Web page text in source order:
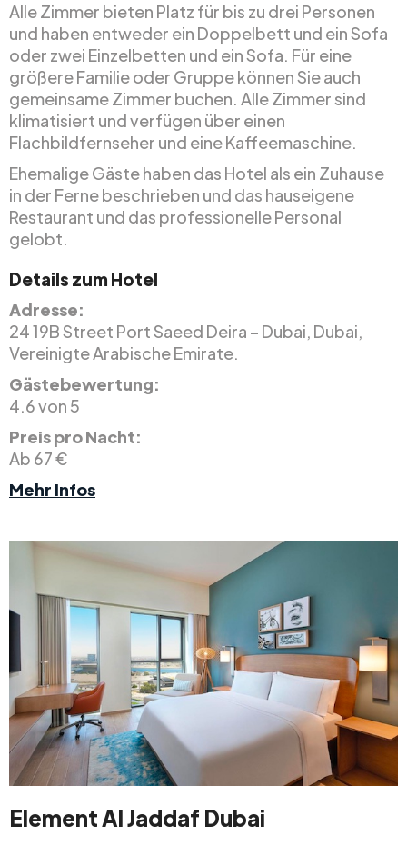
Alle Zimmer bieten Platz für bis zu drei Personen
und haben entweder ein Doppelbett und ein Sofa
oder zwei Einzelbetten und ein Sofa. Für eine
größere Familie oder Gruppe können Sie auch
gemeinsame Zimmer buchen. Alle Zimmer sind
klimatisiert und verfügen über einen
Flachbildfernseher und eine Kaffeemaschine.
Ehemalige Gäste haben das Hotel als ein Zuhause
in der Ferne beschrieben und das hauseigene
Restaurant und das professionelle Personal
gelobt.
Details zum Hotel
Adresse:
24 19B Street Port Saeed Deira – Dubai, Dubai,
Vereinigte Arabische Emirate.
Gästebewertung:
4.6 von 5
Preis pro Nacht:
Ab 67 €
Mehr Infos
Element Al Jaddaf Dubai